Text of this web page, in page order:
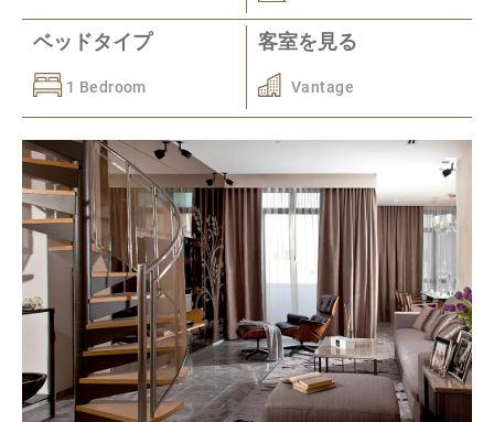
ベッドタイプ
1 Bedroom
客室を見る
Vantage